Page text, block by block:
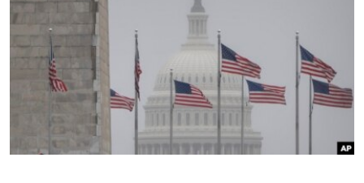
حقوق شهروندی
اقتصادی
علم و فناوری
اسرائیل در جنگ
انتخابات ریاست جمهوری آمریکا ۲۰۲۴
حمله جمهوری اسلامی به اسرائیل
رمز مهسا
ورزش زنان در ایران
زبانهای مختلف